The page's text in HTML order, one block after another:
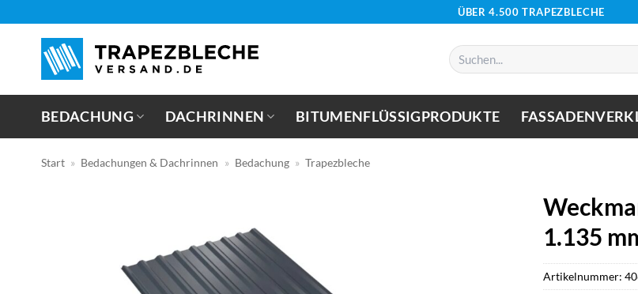
springen
ÜBER 4.500 TRAPEZBLECHE
Suchen
nach:
BEDACHUNG DACHRINNEN BITUMENFLÜSSIGPRODUKTE
Start » Bedachungen & Dachrinnen » Bedachung » Trapezbleche
1.135
Artikelnummer: